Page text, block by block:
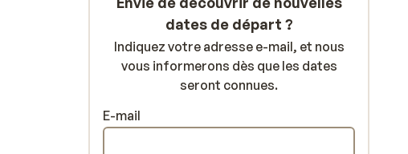
dates de départ ?
Indiquez votre adresse e-mail, et nous
vous informerons dès que les dates
seront connues.
E-mail